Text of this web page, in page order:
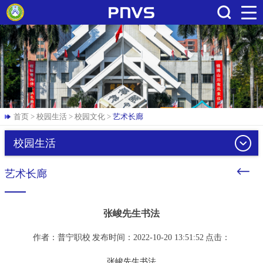
搜索
首页 > 校园生活 > 校园文化 > 艺术长廊
校园生活
艺术长廊
张峻先生书法
作者：普宁职校 发布时间：2022-10-20 13:51:52 点击：